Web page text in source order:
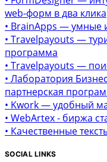
web-форм в два клика
• BrainApps — умные
• Travelpayouts —
программа
• Travelpayouts —
• Лаборатория
партнерская
• Kwork — удобный
• WebArtex - биржа
• Качественные
SOCIAL LINKS